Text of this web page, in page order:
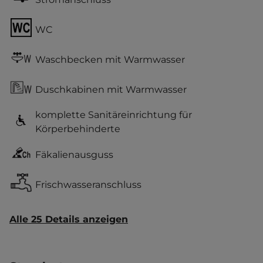
WC
Waschbecken mit Warmwasser
Duschkabinen mit Warmwasser
komplette Sanitäreinrichtung für
Körperbehinderte
Fäkalienausguss
Frischwasseranschluss
Alle 25 Details anzeigen